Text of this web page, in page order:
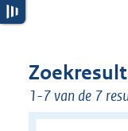
1-7 van de 7